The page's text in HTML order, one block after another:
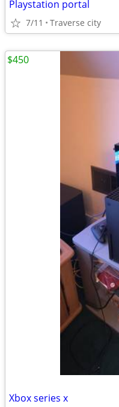
Playstation portal
7/11 Traverse city
Xbox series x
$450